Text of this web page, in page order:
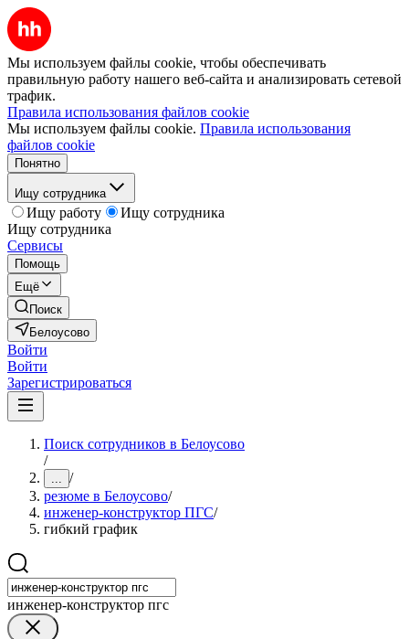
Мы используем файлы cookie, чтобы обеспечивать
правильную работу нашего веб-сайта и анализировать сетевой
трафик.
Правила использования файлов cookie
Мы используем файлы cookie. Правила использования
файлов cookie
Понятно
Ищу сотрудника
Ищу работу
Ищу сотрудника
Ищу сотрудника
Сервисы
Помощь
Ещё
Поиск
Белоусово
Войти
Войти
Зарегистрироваться
Поиск сотрудников в Белоусово
/
... /
резюме в Белоусово/
инженер-конструктор ПГС/
гибкий график
инженер-конструктор пгс